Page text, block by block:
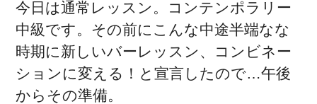
今日は通常レッスン。コンテンポラリー
中級です。その前にこんな中途半端なな
時期に新しいバーレッスン、コンビネー
ションに変える！と宣言したので…午後
からその準備。